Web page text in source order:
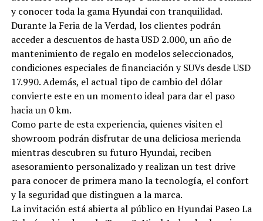
y conocer toda la gama Hyundai con tranquilidad.
Durante la Feria de la Verdad, los clientes podrán
acceder a descuentos de hasta USD 2.000, un año de
mantenimiento de regalo en modelos seleccionados,
condiciones especiales de financiación y SUVs desde USD
17.990. Además, el actual tipo de cambio del dólar
convierte este en un momento ideal para dar el paso
hacia un 0 km.
Como parte de esta experiencia, quienes visiten el
showroom podrán disfrutar de una deliciosa merienda
mientras descubren su futuro Hyundai, reciben
asesoramiento personalizado y realizan un test drive
para conocer de primera mano la tecnología, el confort
y la seguridad que distinguen a la marca.
La invitación está abierta al público en Hyundai Paseo La